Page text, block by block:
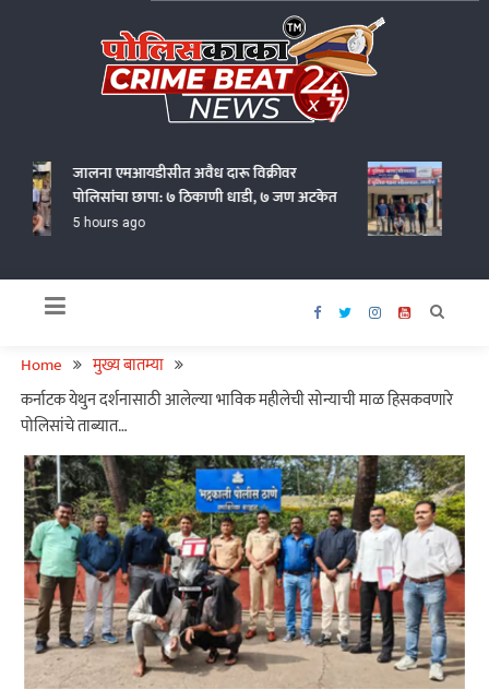
जालना एमआयडीसीत अवैध दारू विक्रीवर
पोलिसांचा छापा: ७ ठिकाणी धाडी, ७ जण अटकेत
5 hours ago
Home
मुख्य बातम्या
कर्नाटक येथुन दर्शनासाठी आलेल्या भाविक महीलेची सोन्याची माळ हिसकवणारे
पोलिसांचे ताब्यात…